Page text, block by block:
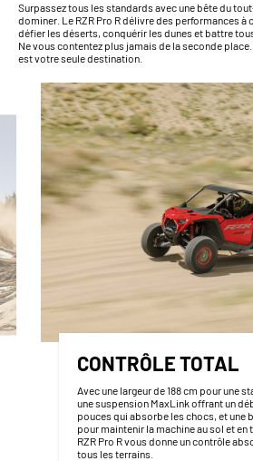
Surpassez tous les standards avec une bête du
dominer. Le RZR Pro R délivre des performances à
défier les déserts, conquérir les dunes et battre
Ne vous contentez plus jamais de la seconde
est votre seule destination.
CONTRÔLE TOTAL
Avec une largeur de 188 cm pour une
une suspension MaxLink offrant un
pouces qui absorbe les chocs, et une
pour maintenir la machine au sol et en
RZR Pro R vous donne un contrôle
tous les terrains.